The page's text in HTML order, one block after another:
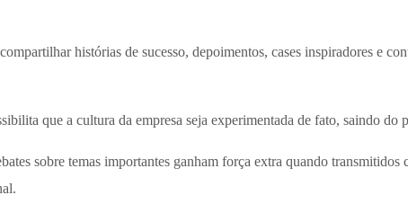
histórias de sucesso, depoimentos, cases inspiradores e
que a cultura da empresa seja experimentada de fato, saindo do
sobre temas importantes ganham força extra quando